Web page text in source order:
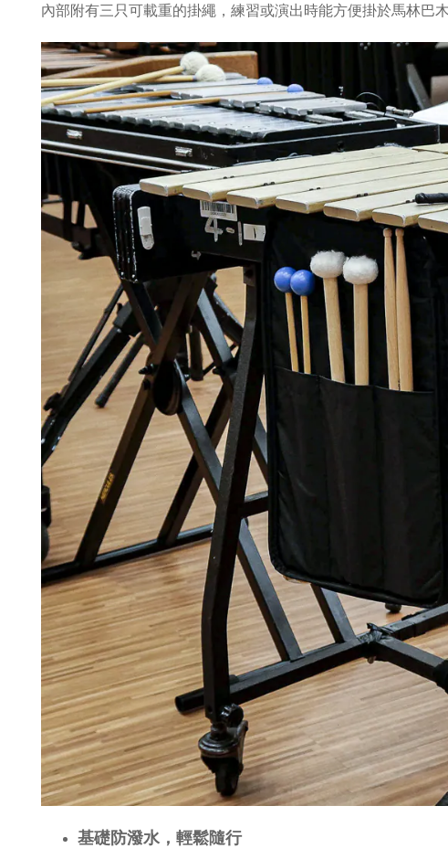
內部附有三只可載重的掛繩，練習或演出時能方便掛於馬林巴
基礎防潑水，輕鬆隨行